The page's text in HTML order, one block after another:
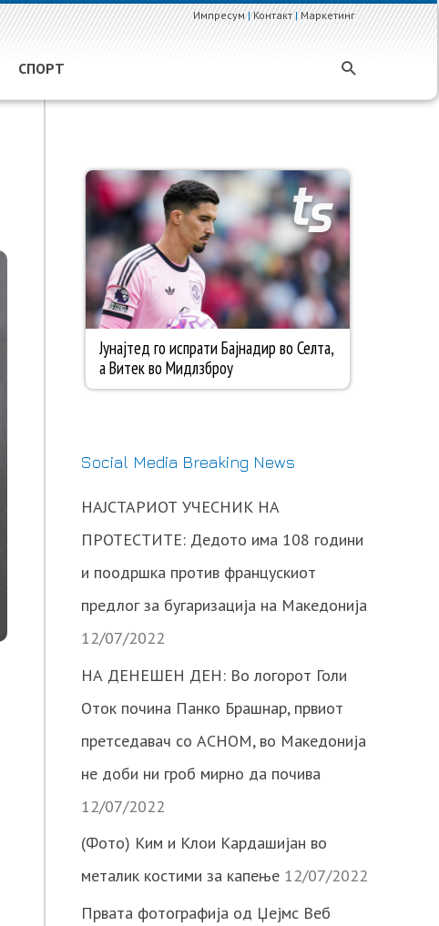
Импресум|Контакт|Маркетинг
СПОРТ
Social Media Breaking News
НАЈСТАРИОТ УЧЕСНИК НА
ПРОТЕСТИТЕ: Дедото има 108 години
и поодршка против францускиот
предлог за бугаризација на Македонија
12/07/2022
НА ДЕНЕШЕН ДЕН: Во логорот Голи
Оток почина Панко Брашнар, првиот
претседавач со АСНОМ, во Македонија
не доби ни гроб мирно да почива
12/07/2022
(Фото) Ким и Клои Кардашијан во
металик костими за капење 12/07/2022
Првата фотографија од Џејмс Веб